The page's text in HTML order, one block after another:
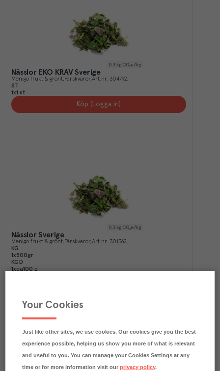
0.3 kg CO₂e/kg
Nässlor EKO KRAV Sverige
Menigo frukt & grönt Färskvaror Art.nr. 304792
ST
1x1 st
Köp (Logga in)
0.3 kg CO₂e/kg
Nässlor Sverige
Menigo frukt & grönt Färskvaror Art.nr. 301362
KG
1x500gr
KGD
1xca100 g
Your Cookies
Just like other sites, we use cookies. Our cookies give you the best
experience possible, helping us show you more of what is relevant
and useful to you. You can manage yourCookies Settings at any
time or for more information visit ourprivacy policy.